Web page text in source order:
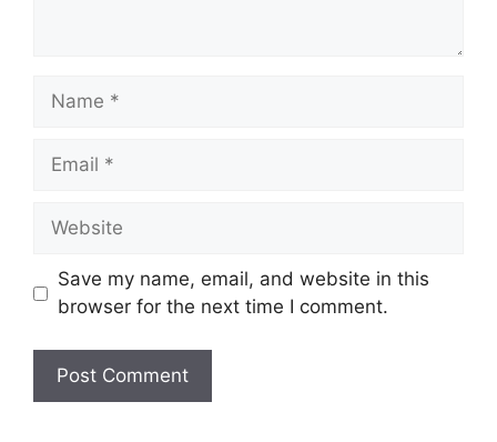
Name
Email
Website
Save my name, email, and website in this
browser for the next time I comment.